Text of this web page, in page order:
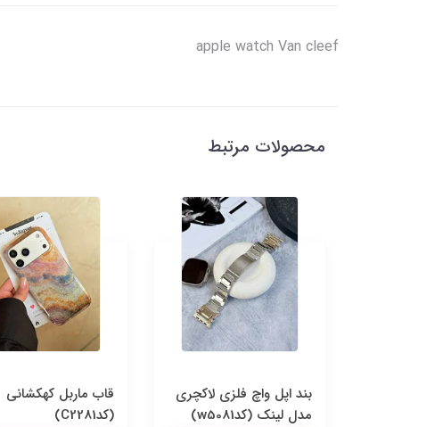
apple watch Van cleef
محصولات مرتبط
بند اپل واچ فلزی لاکچری
مدل لینک (کدw5081)
قاب ماربل کهکشانی
(کدC2281)